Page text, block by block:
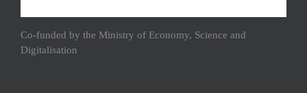
Co-funded by the Ministry of Economy, Science and
Digitalisation